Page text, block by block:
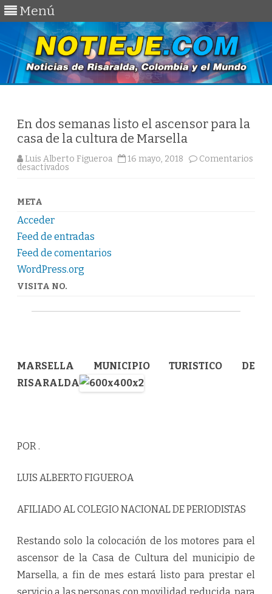
Menú
En dos semanas listo el ascensor para la
casa de la cultura de Marsella
Luis Alberto Figueroa 16 mayo, 2018
Comentarios
desactivados
la
casa
de
cultura
META
Acceder
Feed de entradas
Feed de comentarios
WordPress.org
VISITA NO.
MARSELLA MUNICIPIO TURISTICO DE
RISARALDA
POR .
LUIS ALBERTO FIGUEROA
AFILIADO AL COLEGIO NACIONAL DE PERIODISTAS
Restando solo la colocación de los motores para el
ascensor de la Casa de Cultura del municipio de
Marsella, a fin de mes estará listo para prestar el